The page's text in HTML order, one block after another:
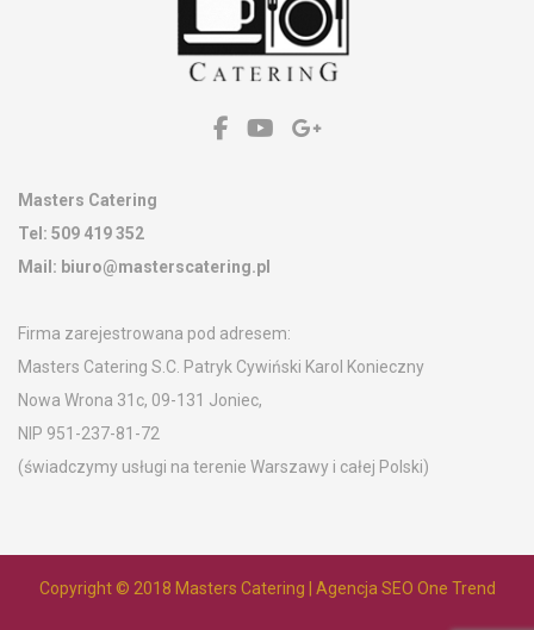
Kontakt
Masters Catering
Tel: 509 419 352
Mail: biuro@masterscatering.pl
Firma zarejestrowana pod adresem:
Masters Catering S.C. Patryk Cywiński Karol Konieczny
Nowa Wrona 31c, 09-131 Joniec,
NIP 951-237-81-72
(świadczymy usługi na terenie Warszawy i całej Polski)
Copyright © 2018 Masters Catering Agencja SEO One Trend